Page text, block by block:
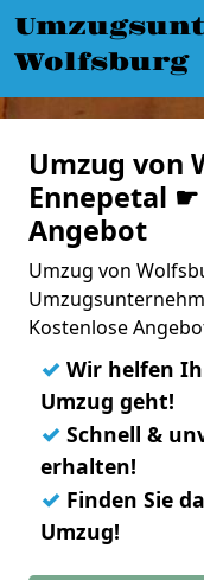
Wolfsburg
Umzug von
Ennepetal ☛
Angebot
Umzug von
Kostenlose
✓ Wir helfen
Umzug geht!
✓ Schnell &
erhalten!
✓ Finden Sie
Umzug!